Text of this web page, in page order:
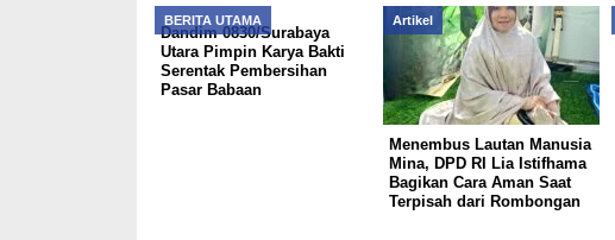
BERITA UTAMA
Dandim 0830/Surabaya
Utara Pimpin Karya Bakti
Serentak Pembersihan
Pasar Babaan
Artikel
Menembus Lautan Manusia
Mina, DPD RI Lia Istifhama
Bagikan Cara Aman Saat
Terpisah dari Rombongan